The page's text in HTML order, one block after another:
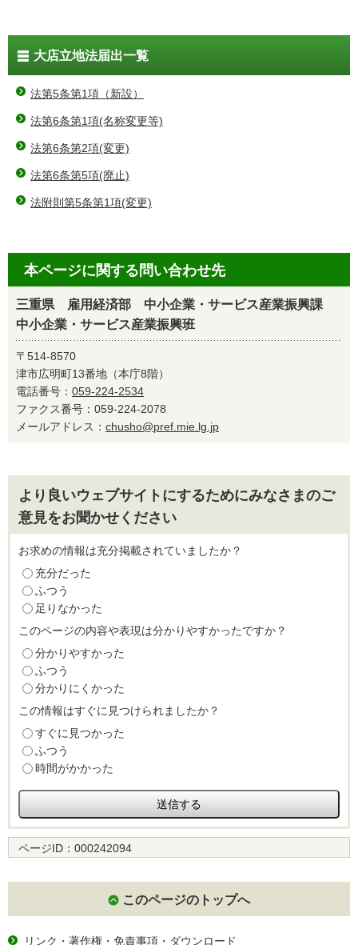
大店立地法届出一覧
法第5条第1項（新設）
法第6条第1項(名称変更等)
法第6条第2項(変更)
法第6条第5項(廃止)
法附則第5条第1項(変更)
本ページに関する問い合わせ先
三重県 雇用経済部 中小企業・サービス産業振興課
中小企業・サービス産業振興班
〒514-8570
津市広明町13番地（本庁8階）
電話番号： 059-224-2534
ファクス番号：059-224-2078
メールアドレス： chusho@pref.mie.lg.jp
より良いウェブサイトにするためにみなさまのご
意見をお聞かせください
お求めの情報は充分掲載されていましたか？
充分だった
ふつう
足りなかった
このページの内容や表現は分かりやすかったですか？
分かりやすかった
ふつう
分かりにくかった
この情報はすぐに見つけられましたか？
すぐに見つかった
ふつう
時間がかかった
ページID： 000242094
このページのトップへ
リンク・著作権・免責事項・ダウンロード